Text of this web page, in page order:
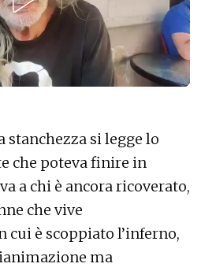
stanchezza si legge lo
che poteva finire in
a chi è ancora ricoverato,
che vive
cui è scoppiato l’inferno,
ma